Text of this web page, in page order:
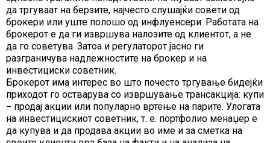
да тргуваат на берзите, најчесто слушајќи совети од
брокери или уште полошо од инфлуенсери. Работата на
брокерот е да ги извршува налозите од клиентот, а не
да го советува. Затоа и регулаторот јасно ги
разграничува надлежностите на брокер и на
инвестициски советник.
Брокерот има интерес во што почесто тргување бидејќи
приходот го остварува со извршување трансакција: купи
− продај акции или популарно вртење на парите. Улогата
на инвестицискиот советник, т. е. портфолио менаџер е
да купува и да продава акции во име и за сметка на